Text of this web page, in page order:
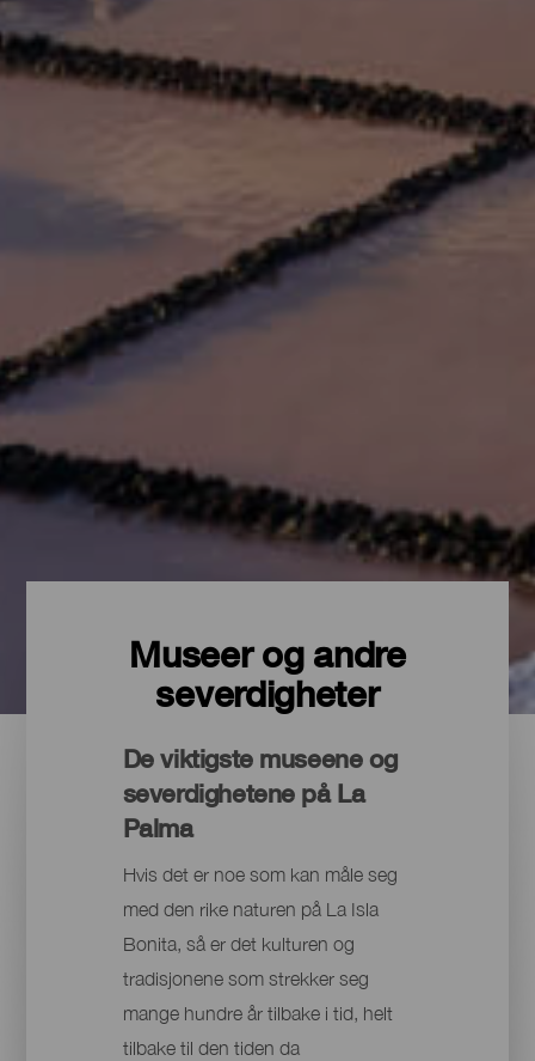
Museer og andre
severdigheter
De viktigste museene og
severdighetene på La
Palma
Hvis det er noe som kan måle seg
med den rike naturen på La Isla
Bonita, så er det kulturen og
tradisjonene som strekker seg
mange hundre år tilbake i tid, helt
tilbake til den tiden da